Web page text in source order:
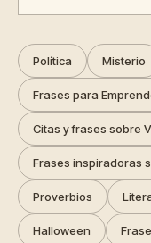
Política Misterio
Frases para
Citas y frases sobre
Frases inspiradoras
Proverbios
Halloween